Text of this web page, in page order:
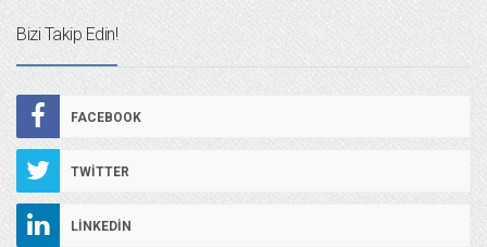
Bizi Takip Edin!
FACEBOOK
TWITTER
LINKEDIN